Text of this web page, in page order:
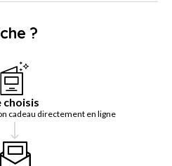
?
choisis
cadeau directement en ligne